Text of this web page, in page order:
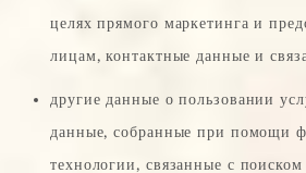
целях прямого маркетинга и
лицам, контактные данные и
другие данные о пользовании
данные, собранные при помощи
технологии, связанные с